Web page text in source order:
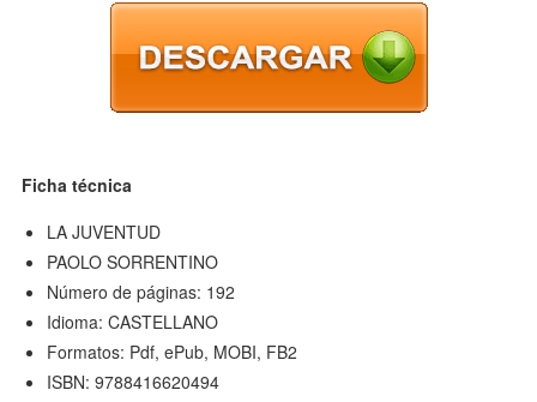
Ficha técnica
LA JUVENTUD
PAOLO SORRENTINO
Número de páginas: 192
Idioma: CASTELLANO
Formatos: Pdf, ePub, MOBI, FB2
ISBN: 9788416620494